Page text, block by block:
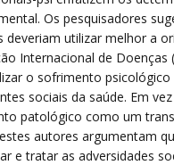
Os pesquisadores
deveriam utilizar melhor a
Internacional de Doenças
o sofrimento psicológico
sociais da saúde. Em
patológico como um
autores argumentam
e tratar as adversidades